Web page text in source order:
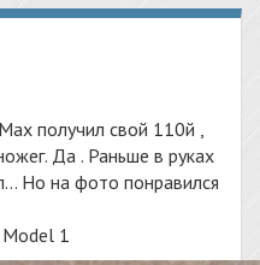
получил свой 110й ,
Да . Раньше в руках
Но на фото понравился
1